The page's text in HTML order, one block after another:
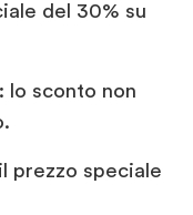
del 30% su
lo sconto non
prezzo speciale